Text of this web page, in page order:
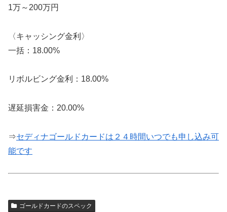
1万～200万円
〈キャッシング金利〉
一括：18.00%
リボルビング金利：18.00%
遅延損害金：20.00%
⇒セディナゴールドカードは２４時間いつでも申し込み可
能です
ゴールドカードのスペック